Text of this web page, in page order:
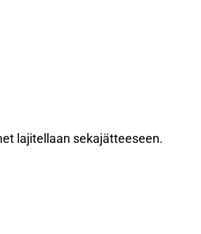
lajitellaan sekajätteeseen.